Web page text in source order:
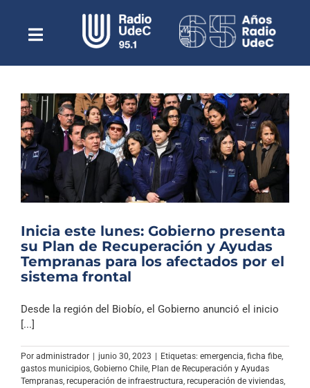
contenidoToggle
NavigationEscuchar Radio UdeC en vivo
Quiénes Somos
Programación
Podcast
Noticias
Reportajes
Columnas
Música Clásica
Inicia este lunes: Gobierno presenta
su Plan de Recuperación y Ayudas
Tempranas para los afectados por el
sistema frontal
Desde la región del Biobío, el Gobierno anunció el inicio
[...]
Por administrador junio 30, 2023 Etiquetas: emergencia, ficha fibe,
gastos municipios, Gobierno Chile, Plan de Recuperación y Ayudas
Tempranas, recuperación de infraestructura, recuperación de viviendas,